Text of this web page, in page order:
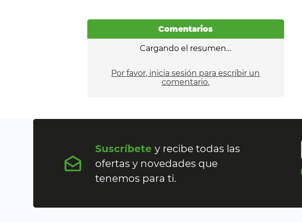
Comentarios
Cargando el resumen…
Por favor, inicia sesión para escribir un
comentario.
Suscríbetey recibe todas las
ofertas y novedades que
tenemos para ti.